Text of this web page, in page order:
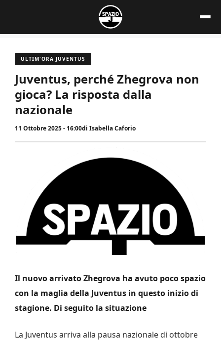
contenuto
ULTIM'ORA JUVENTUS
Juventus, perché Zhegrova non
gioca? La risposta dalla
nazionale
11 Ottobre 2025 - 16:00di Isabella Caforio
Il nuovo arrivato Zhegrova ha avuto poco spazio
con la maglia della Juventus in questo inizio di
stagione. Di seguito la situazione
La Juventus arriva alla pausa nazionale di ottobre